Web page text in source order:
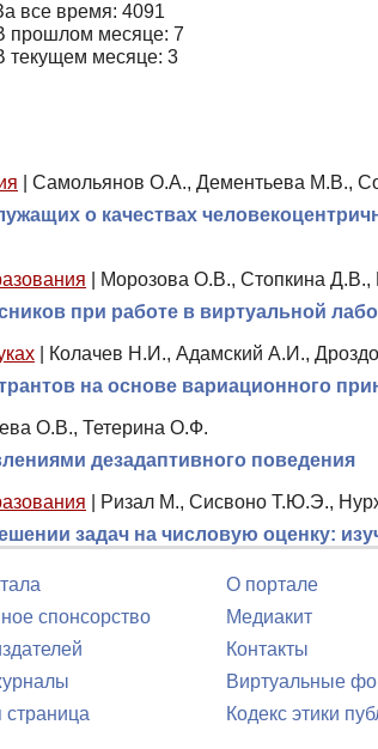
все время: 4091
прошлом месяце: 7
текущем месяце: 3
Самольянов О.А., Дементьева М.В.,
о качествах
Морозова О.В., Стопкина Д.В.,
при работе в виртуальной
Колачев Н.И., Адамский А.И.,
на основе вариационного
О.В., Тетерина О.Ф.
дезадаптивного поведения
Ризал М., Сисвоно Т.Ю.Э.,
задач на числовую оценку:
спонсорство
страница
О портале
Медиакит
Контакты
Виртуальные
Кодекс этики